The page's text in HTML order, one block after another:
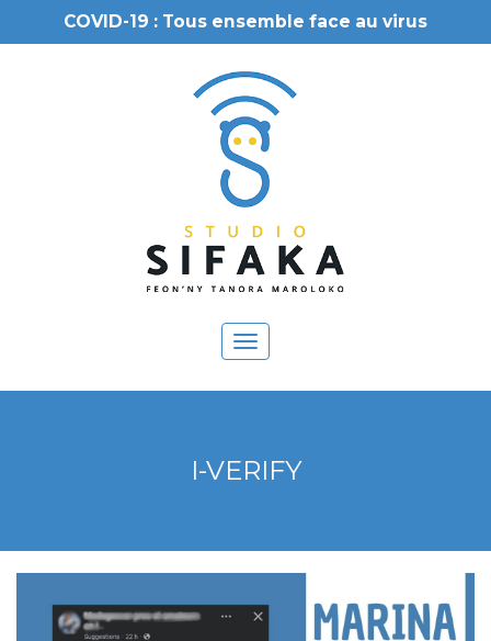
COVID-19 : Tous ensemble face au virus
Toggle
navigation
I-VERIFY